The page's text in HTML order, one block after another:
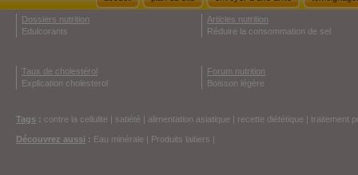
Dossiers nutrition
Edulcorants
Articles nutrition
Réduire la consommation de sel
Taux de cholestérol
Explication cholesterol
Forum nutrition
Boisson légère
Tags : contre la cellulite | satiété | alimentation asiatique | recette diététique | traitement
Découvrez aussi : Eau minérale | Produits laitiers |